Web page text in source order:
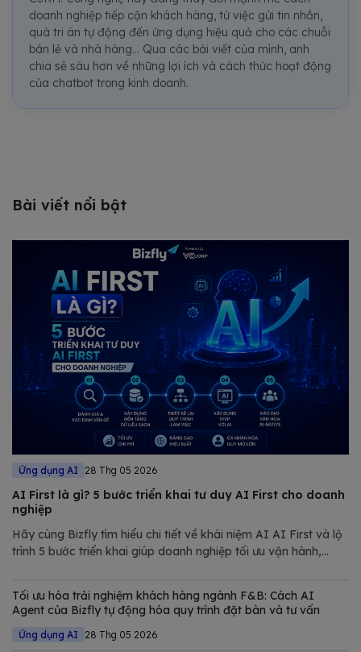
doanh nghiệp tiếp cận khách hàng, từ việc gửi tin nhắn,
quà tri ân tự động đến ứng dụng hiệu quả cho các chuỗi
bán lẻ và nhà hàng... Qua các bài viết của mình, anh
chia sẻ sâu hơn về những lợi ích và cách thức hoạt động
của chatbot trong kinh doanh.
Bài viết nổi bật
Ứng dụng AI 28 Thg 05 2026
AI First là gì? 5 bước triển khai tư duy AI First cho doanh
nghiệp
Hãy cùng Bizfly tìm hiểu chi tiết về khái niệm AI AI First và lộ
trình 5 bước triển khai giúp doanh nghiệp tối ưu vận hành,
đầy biến động.
Tối ưu hóa trải nghiệm khách hàng ngành F&B: Cách AI
Agent của Bizfly tự động hóa quy trình đặt bàn và tư vấn
Ứng dụng AI 28 Thg 05 2026